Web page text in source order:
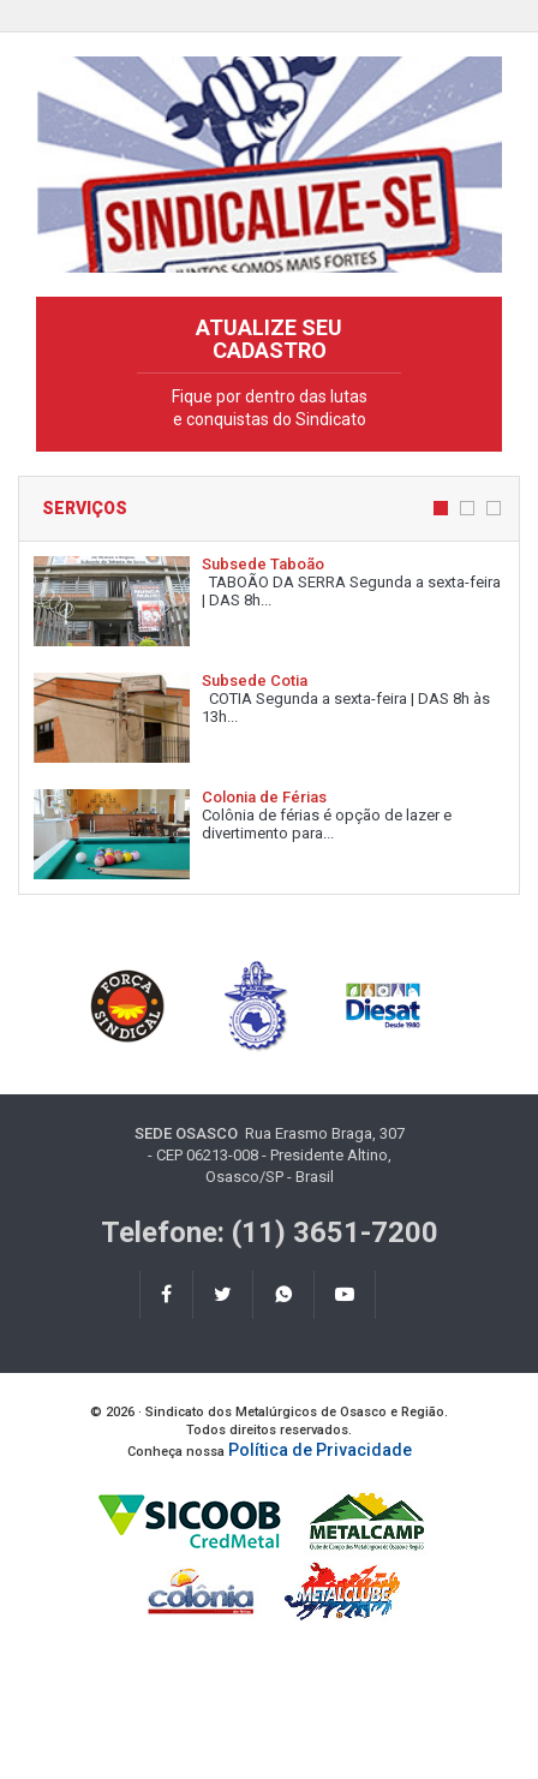
ATUALIZE SEU
CADASTRO
Fique por dentro das lutas
e conquistas do Sindicato
SERVIÇOS
Subsede Taboão
TABOÃO DA SERRA Segunda a sexta-feira
| DAS 8h...
Subsede Cotia
COTIA Segunda a sexta-feira | DAS 8h às
13h...
Colonia de Férias
Colônia de férias é opção de lazer e
divertimento para...
SEDE OSASCORua Erasmo Braga, 307
- CEP 06213-008 - Presidente Altino,
Osasco/SP - Brasil
Telefone: (11) 3651-7200
© 2026 · Sindicato dos Metalúrgicos de Osasco e Região.
Todos direitos reservados.
Conheça nossa Política de Privacidade